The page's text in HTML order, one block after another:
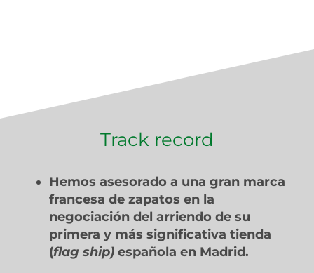
Track record
Hemos asesorado a una gran marca
francesa de zapatos en la
negociación del arriendo de su
primera y más significativa tienda
(flag ship) española en Madrid.